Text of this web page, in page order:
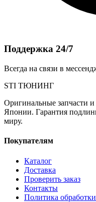
Поддержка 24/7
Всегда на связи в
STI ТЮНИНГ
Оригинальные запчасти
Японии. Гарантия
миру.
Покупателям
Каталог
Доставка
Проверить заказ
Контакты
Политика